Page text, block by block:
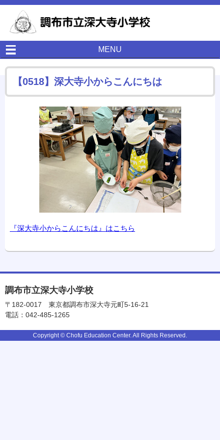
MENU
【0518】深大寺小からこんにちは
『深大寺小からこんにちは』はこちら
調布市立深大寺小学校
〒182-0017
東京都調布市深大寺元町5-16-21
電話：042-485-1265
Copyright © Chofu Education Center. All Rights Reserved.